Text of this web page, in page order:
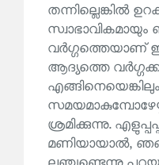
തന്നില്ലെങ്കിൽ
വർഗ്ഗത്തെയാണ്
ആദ്യത്തെ
ശ്രമിക്കുന്നു.
മണിയായാൽ,